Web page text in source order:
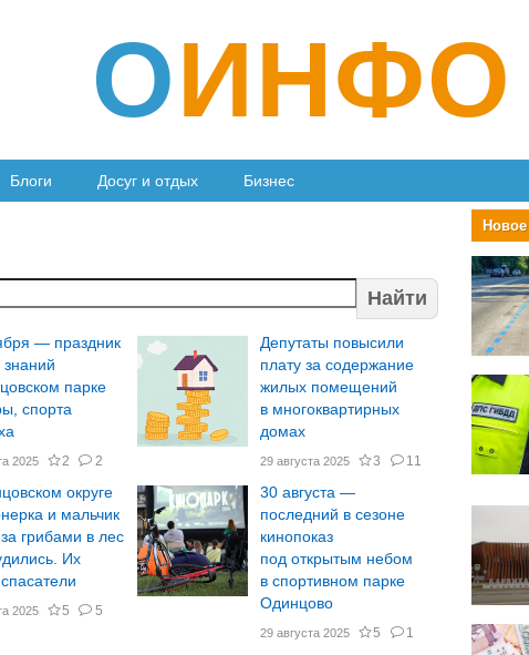
ОИНФО
Блоги Досуг и отдых Бизнес
Найти
— праздник
парке
спорта
2025 2 2
Депутаты повысили
плату за содержание
жилых помещений
в многоквартирных
домах
29 августа 2025 3 11
округе
и мальчик
грибами в лес
Их
2025 5 5
30 августа —
последний в сезоне
кинопоказ
под открытым небом
в спортивном парке
Одинцово
29 августа 2025 5 1
Новое